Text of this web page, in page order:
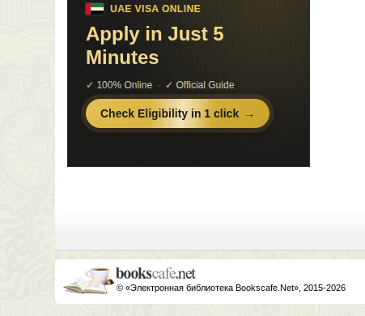
© «Электронная библиотека Bookscafe.Net», 2015-2026